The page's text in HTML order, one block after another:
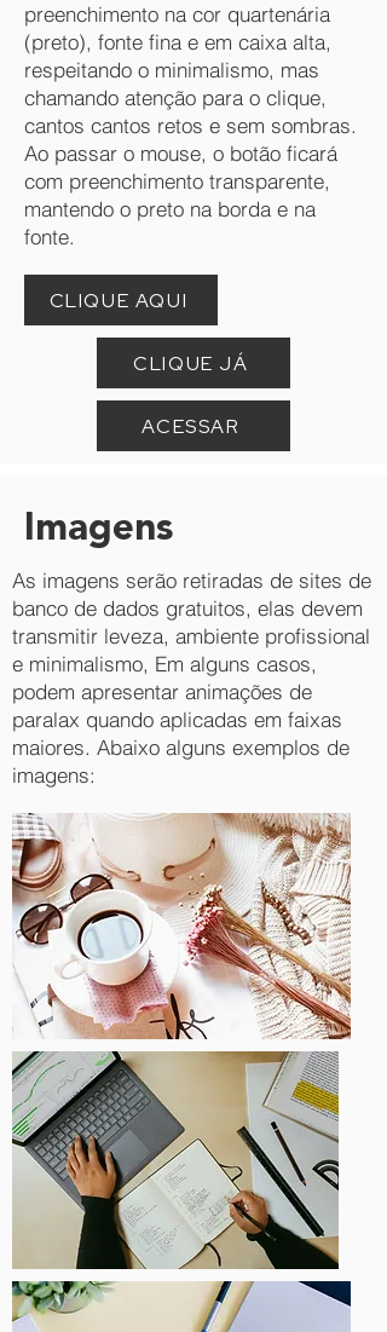
preenchimento na cor quartenária
(preto), fonte fina e em caixa alta,
respeitando o minimalismo, mas
chamando atenção para o clique,
cantos cantos retos e sem sombras.
Ao passar o mouse, o botão ficará
com preenchimento transparente,
mantendo o preto na borda e na
fonte.
CLIQUE AQUI
CLIQUE JÁ
ACESSAR
Imagens
As imagens serão retiradas de sites de
banco de dados gratuitos, elas devem
transmitir leveza, ambiente profissional
e minimalismo, Em alguns casos,
podem apresentar animações de
paralax quando aplicadas em faixas
maiores. Abaixo alguns exemplos de
imagens: